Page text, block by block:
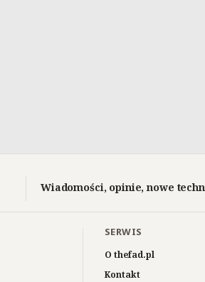
Wiadomości, opinie, nowe
SERWIS
O thefad.pl
Kontakt